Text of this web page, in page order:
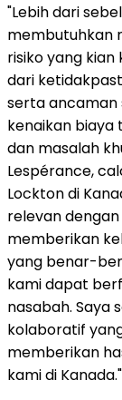
"Lebih dari
membutuhkan
risiko yang
dari
serta ancaman
kenaikan biaya
dan masalah
Lespérance,
Lockton di
relevan dengan
memberikan
yang benar-
kami dapat
nasabah. Saya
kolaboratif
memberikan
kami di Kanada."